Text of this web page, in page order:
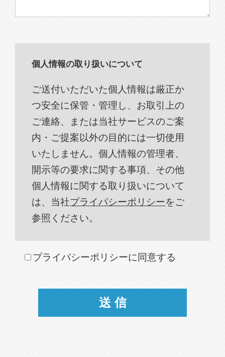
個人情報の取り扱いについて
ご送付いただいた個人情報は厳正か
つ安全に保管・管理し、お取引上の
ご連絡、または当社サービスのご案
内・ご提案以外の目的には一切使用
いたしません。個人情報の管理者、
開示等の要求に関する事項、その他
個人情報に関する取り扱いについて
は、当社プライパシーポリシーをご
参照ください。
プライバシーポリシーに同意する